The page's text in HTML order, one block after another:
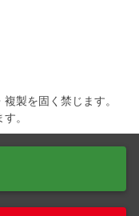
製を固く禁じます。
。